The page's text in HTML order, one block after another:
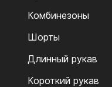
Комбинезоны
Шорты
Длинный рукав
Короткий рукав